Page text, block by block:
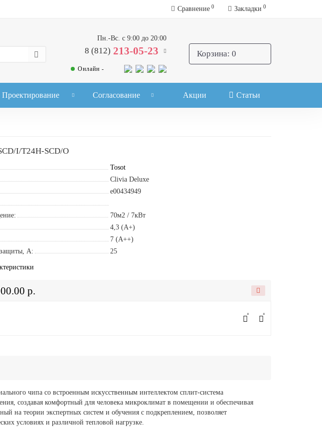
Сравнение 0 Закладки 0
Пн.-Вс. с 9:00 до 20:00
8 (812) 213-05-23
Онлайн -
Корзина: 0
Проектирование Согласование Акции Статьи
I/T24H-SCD/O
Tosot
Clivia Deluxe
e00434949
70м2 / 7кВт
4,3 (A+)
7 (A++)
A:
25
р.
чипа со встроенным искусственным интеллектом сплит-система
создавая комфортный для человека микроклимат в помещении и обеспечивая
на теории экспертных систем и обучения с подкреплением, позволяет
условиях и различной тепловой нагрузке.